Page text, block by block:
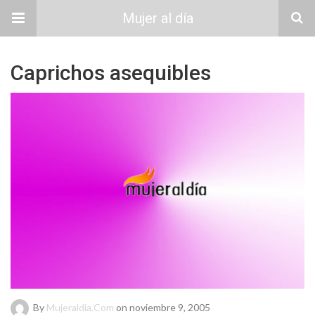
Mujer al día
Caprichos asequibles
By Mujeraldia.com on noviembre 9, 2005